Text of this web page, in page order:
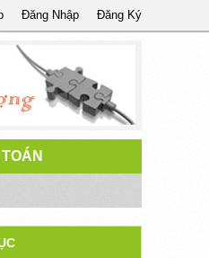
Đăng Ký
Đăng Nhập